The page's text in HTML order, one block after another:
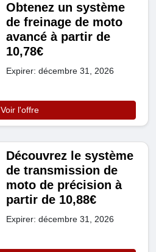
Obtenez un système
de freinage de moto
avancé à partir de
10,78€
Expirer: décembre 31, 2026
Voir l'offre
Découvrez le système
de transmission de
moto de précision à
partir de 10,88€
Expirer: décembre 31, 2026